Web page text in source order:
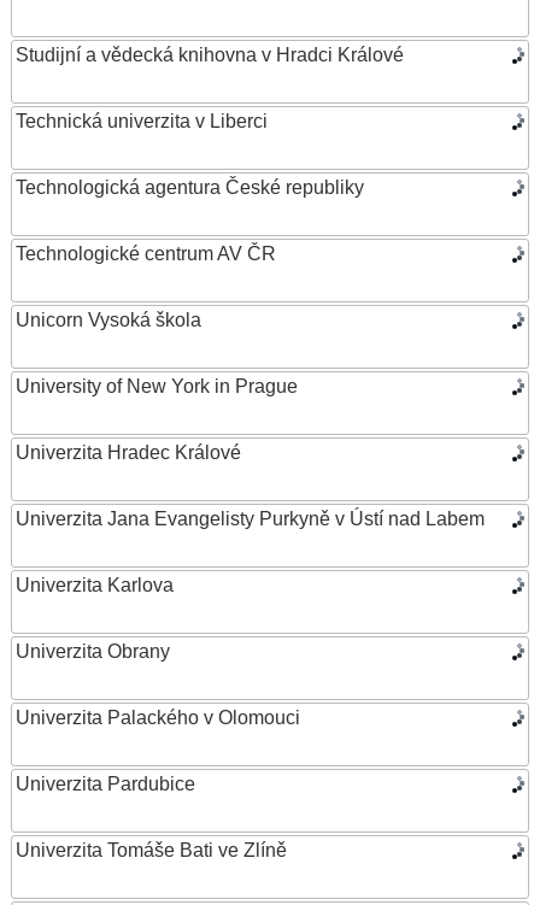
Studijní a vědecká knihovna v Hradci Králové
Technická univerzita v Liberci
Technologická agentura České republiky
Technologické centrum AV ČR
Unicorn Vysoká škola
University of New York in Prague
Univerzita Hradec Králové
Univerzita Jana Evangelisty Purkyně v Ústí nad Labem
Univerzita Karlova
Univerzita Obrany
Univerzita Palackého v Olomouci
Univerzita Pardubice
Univerzita Tomáše Bati ve Zlíně